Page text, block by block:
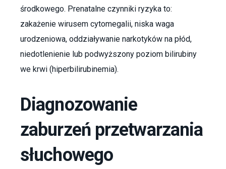
środkowego. Prenatalne czynniki ryzyka to:
zakażenie wirusem cytomegalii, niska waga
urodzeniowa, oddziaływanie narkotyków na płód,
niedotlenienie lub podwyższony poziom bilirubiny
we krwi (hiperbilirubinemia).
Diagnozowanie
zaburzeń przetwarzania
słuchowego